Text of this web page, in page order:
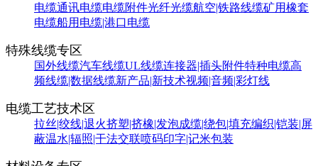
电缆通讯电缆电缆附件光纤光缆航空|铁路线缆矿用橡套
电缆船用电缆|港口电缆
特殊线缆专区
国外线缆汽车线缆UL线缆连接器|插头附件特种电缆高
频线缆|数据线缆新产品|新技术视频|音频|彩灯线
电缆工艺技术区
拉丝|绞线|退火挤塑|挤橡|发泡成缆|绕包|填充编织|铠装|屏
蔽温水|辐照|干法交联喷码印字|记米包装